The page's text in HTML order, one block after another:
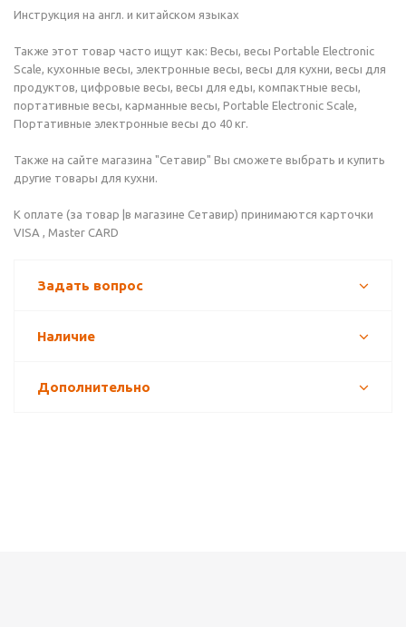
Инструкция на англ. и китайском языках
Также этот товар часто ищут как: Весы, весы Portable Electronic
Scale, кухонные весы, электронные весы, весы для кухни, весы для
продуктов, цифровые весы, весы для еды, компактные весы,
портативные весы, карманные весы, Portable Electronic Scale,
Портативные электронные весы до 40 кг.
Также на сайте магазина "Сетавир" Вы сможете выбрать и купить
другие товары для кухни.
К оплате (за товар |в магазине Сетавир) принимаются карточки
VISA , Master CARD
Задать вопрос
Наличие
Дополнительно